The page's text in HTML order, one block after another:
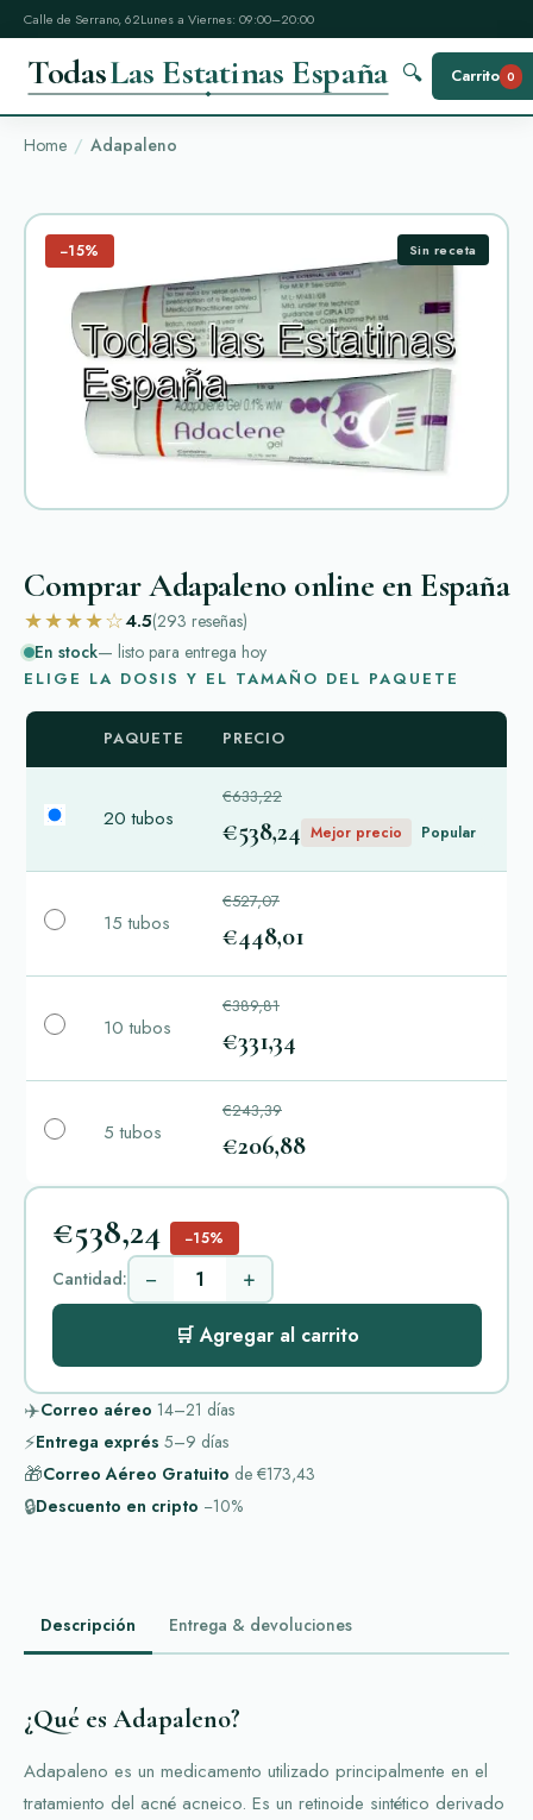
Calle de Serrano, 62Lunes a Viernes: 09:00–20:00
TodasLas Estatinas España 🔍 Carrito 0
Home Adapaleno
−15% Sin receta
Comprar Adapaleno online en España
★★★★☆4.5(293 reseñas)
En stock— listo para entrega hoy
ELIGE LA DOSIS Y EL TAMAÑO DEL PAQUETE
PAQUETE PRECIO
20 tubos
€633,22
€538,24 Mejor precio Popular
15 tubos
€527,07
€448,01
10 tubos
€389,81
€331,34
5 tubos
€243,39
€206,88
€538,24 −15%
Cantidad: − +
🛒 Agregar al carrito
✈️Correo aéreo 14–21 días
⚡Entrega exprés 5–9 días
🎁Correo Aéreo Gratuito de €173,43
🔒Descuento en cripto −10%
Descripción Entrega & devoluciones
¿Qué es Adapaleno?
Adapaleno es un medicamento utilizado principalmente en el
tratamiento del acné acneico. Es un retinoide sintético derivado